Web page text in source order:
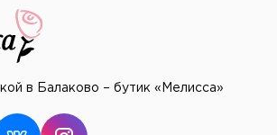
в Балаково – бутик «Мелисса»